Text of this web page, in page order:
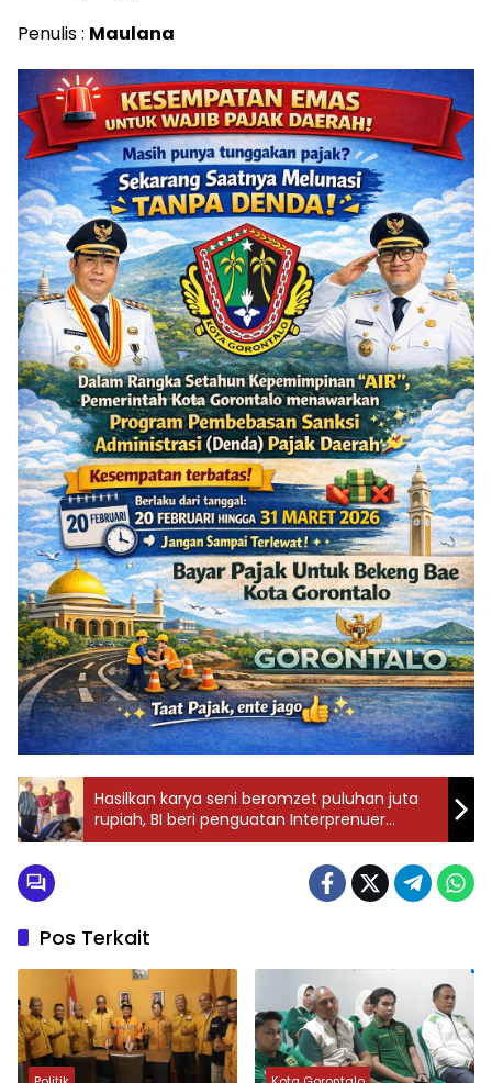
Penulis : Maulana
Hasilkan karya seni beromzet puluhan juta
rupiah, BI beri penguatan Interprenuer
kepada warga binaan.
Pos Terkait